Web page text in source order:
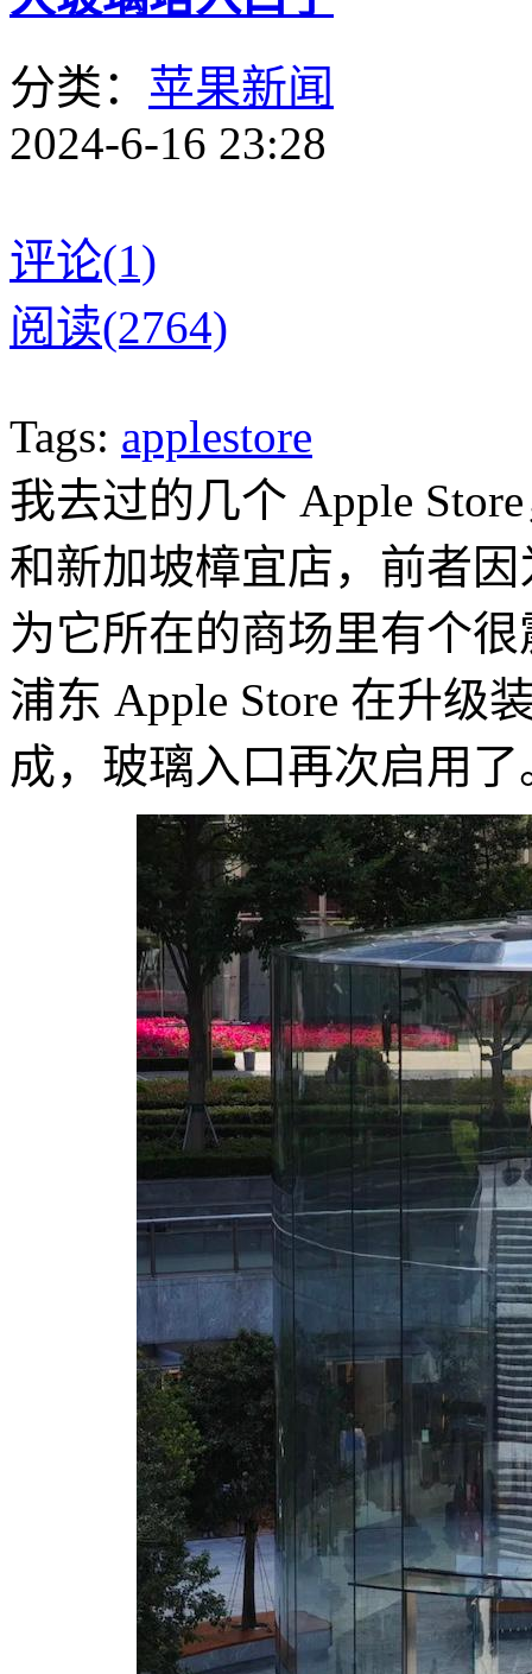
分类： 苹果新闻
2024-6-16 23:28
评论(1)
阅读(2764)
Tags: applestore
我去过的几个 Apple
和新加坡樟宜店，前者
为它所在的商场里有个
浦东 Apple Store 在升级
成，玻璃入口再次启用了